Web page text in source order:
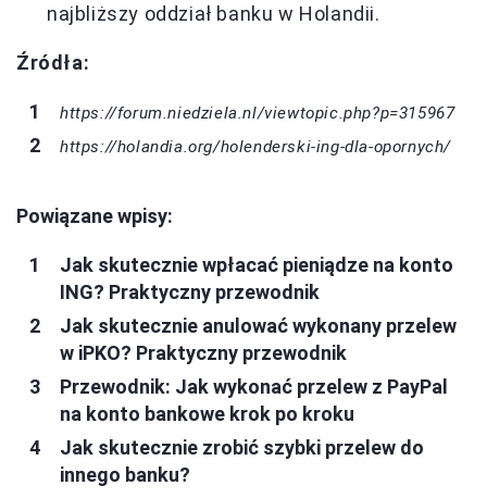
najbliższy oddział banku w Holandii.
Źródła:
https://forum.niedziela.nl/viewtopic.php?p=315967
https://holandia.org/holenderski-ing-dla-opornych/
Powiązane wpisy:
Jak skutecznie wpłacać pieniądze na konto
ING? Praktyczny przewodnik
Jak skutecznie anulować wykonany przelew
w iPKO? Praktyczny przewodnik
Przewodnik: Jak wykonać przelew z PayPal
na konto bankowe krok po kroku
Jak skutecznie zrobić szybki przelew do
innego banku?